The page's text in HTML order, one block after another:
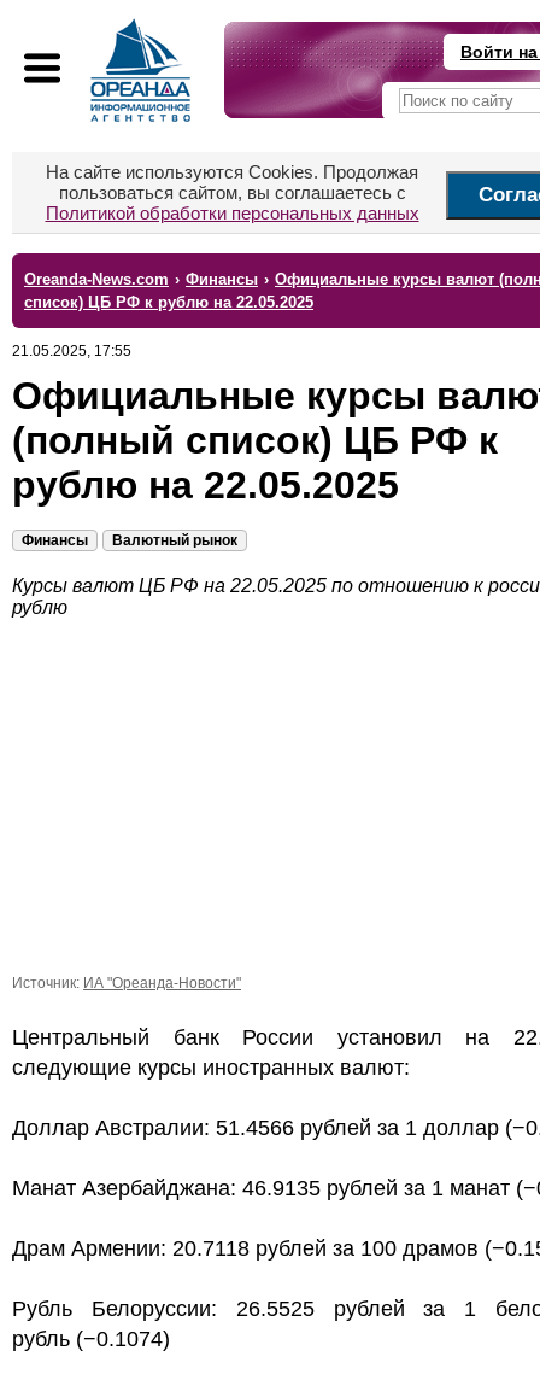
Войти
На сайте используются Cookies. Продолжая
пользоваться сайтом, вы соглашаетесь с
Политикой обработки персональных данных
Oreanda-News.com › Финансы › Официальные курсы валют
список) ЦБ РФ к рублю на 22.05.2025
21.05.2025, 17:55
Официальные курсы
(полный список) ЦБ РФ к
рублю на 22.05.2025
Финансы Валютный рынок
Курсы валют ЦБ РФ на 22.05.2025 по отношению к
рублю
Источник: ИА "Ореанда-Новости"
Центральный банк России установил на
следующие курсы иностранных валют:
Доллар Австралии: 51.4566 рублей за 1 доллар
Манат Азербайджана: 46.9135 рублей за 1 манат
Драм Армении: 20.7118 рублей за 100 драмов
Рубль Белоруссии: 26.5525 рублей за 1
рубль (−0.1074)